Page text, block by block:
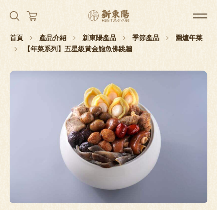
首頁 產品介紹 新東陽產品 季節產品
圍爐年菜
【年菜系列】五星級黃金鮑魚佛跳牆